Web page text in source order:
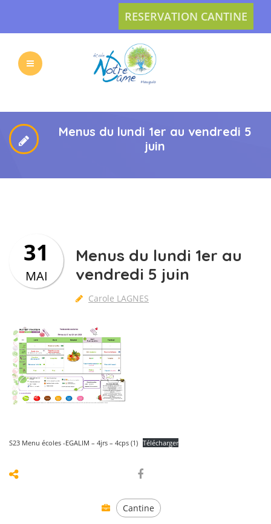
RESERVATION CANTINE
L’ECOLE
VIE
L’APEL
ACTUS
Menus du lundi 1er au vendredi 5
juin
Menus du lundi 1er au
vendredi 5 juin
Carole LAGNES
31
MAI
S23 Menu écoles -EGALIM – 4jrs – 4cps (1) Télécharger
Cantine